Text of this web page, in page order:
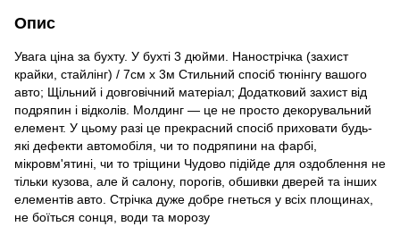
Опис
Увага ціна за бухту. У бухті 3 дюйми. Нанострічка (захист
крайки, стайлінг) / 7см х 3м Стильний спосіб тюнінгу вашого
авто; Щільний і довговічний матеріал; Додатковий захист від
подряпин і відколів. Молдинг — це не просто декорувальний
елемент. У цьому разі це прекрасний спосіб приховати будь-
які дефекти автомобіля, чи то подряпини на фарбі,
мікровм'ятині, чи то тріщини Чудово підійде для оздоблення не
тільки кузова, але й салону, порогів, обшивки дверей та інших
елементів авто. Стрічка дуже добре гнеться у всіх площинах,
не боїться сонця, води та морозу